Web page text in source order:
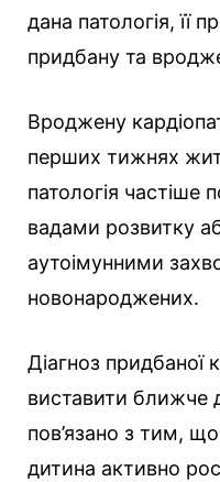
дана патологія, її
придбану та
Вроджену
перших тижнях
патологія частіше
вадами розвитку
аутоімунними
новонароджених.
Діагноз придбаної
виставити ближче
пов’язано з тим,
дитина активно